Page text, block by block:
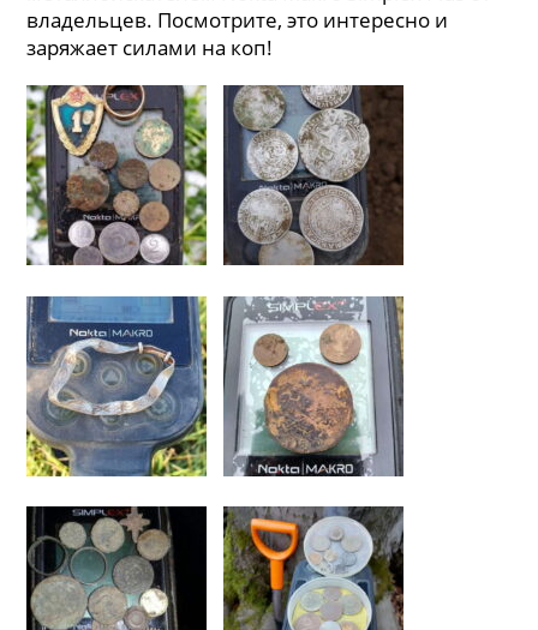
владельцев. Посмотрите, это интересно и
заряжает силами на коп!